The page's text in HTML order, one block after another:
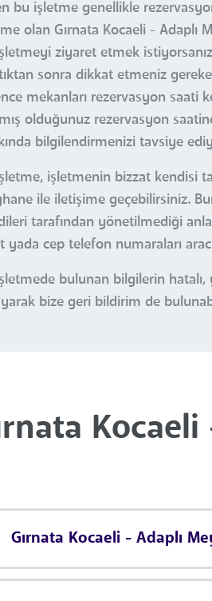
bu işletme genellikle
olan Gırnata Kocaeli -
ziyaret etmek istiyorsanız
sonra dikkat etmeniz
mekanları rezervasyon
olduğunuz rezervasyon
bilgilendirmenizi tavsiye
işletmenin bizzat kendisi
ile iletişime geçebilirsiniz.
tarafından yönetilmediği
yada cep telefon numaraları
bulunan bilgilerin hatalı,
bize geri bildirim de
Kocaeli
Gırnata Kocaeli - Adaplı